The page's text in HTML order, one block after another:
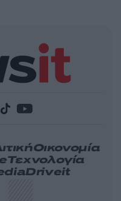
Οικονομία
Τεχνολογία
Driveit